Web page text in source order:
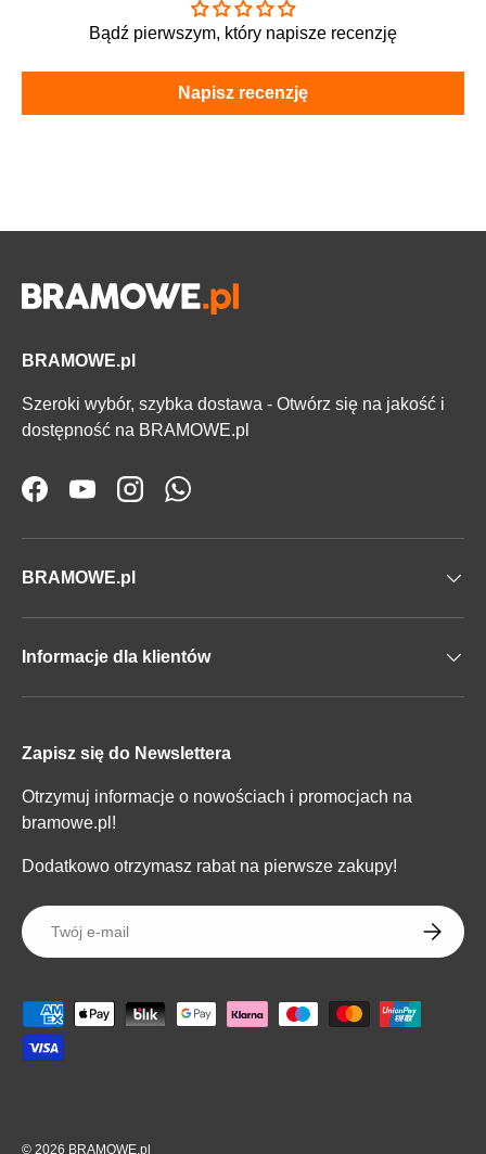
Bądź pierwszym, który napisze recenzję
Napisz recenzję
BRAMOWE.pl
Szeroki wybór, szybka dostawa - Otwórz się na jakość i
dostępność na BRAMOWE.pl
FacebookYouTubeInstagramWhatsApp
BRAMOWE.pl
Informacje dla klientów
Zapisz się do Newslettera
Otrzymuj informacje o nowościach i promocjach na
bramowe.pl!
Dodatkowo otrzymasz rabat na pierwsze zakupy!
E-mail
Metody płatności zaakceptowane
© 2026 BRAMOWE.pl